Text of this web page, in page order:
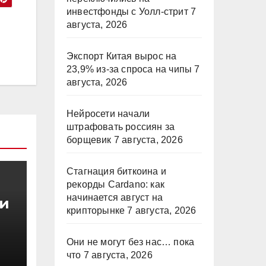
инвестфонды с Уолл-стрит 7
августа, 2026
Экспорт Китая вырос на
23,9% из-за спроса на чипы 7
августа, 2026
Нейросети начали
штрафовать россиян за
борщевик 7 августа, 2026
Стагнация биткоина и
рекорды Cardano: как
начинается август на
крипторынке 7 августа, 2026
Они не могут без нас… пока
что 7 августа, 2026